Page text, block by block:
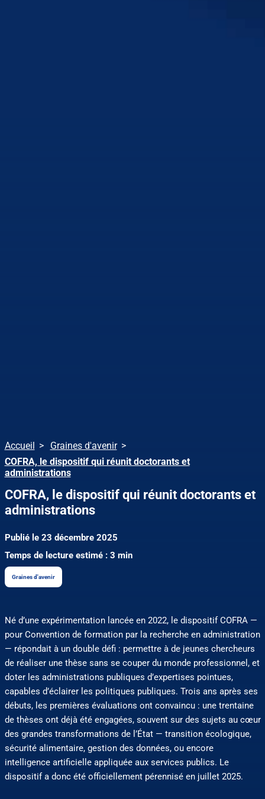
Accueil
Graines d'avenir
COFRA, le dispositif qui réunit doctorants et
administrations
COFRA, le dispositif qui réunit doctorants et
administrations
Publié le 23 décembre 2025
Temps de lecture estimé : 3 min
Graines d'avenir
Né d’une expérimentation lancée en 2022, le dispositif COFRA —
pour Convention de formation par la recherche en administration
— répondait à un double défi : permettre à de jeunes chercheurs
de réaliser une thèse sans se couper du monde professionnel, et
doter les administrations publiques d’expertises pointues,
capables d’éclairer les politiques publiques. Trois ans après ses
débuts, les premières évaluations ont convaincu : une trentaine
de thèses ont déjà été engagées, souvent sur des sujets au cœur
des grandes transformations de l’État — transition écologique,
sécurité alimentaire, gestion des données, ou encore
intelligence artificielle appliquée aux services publics. Le
dispositif a donc été officiellement pérennisé en juillet 2025.